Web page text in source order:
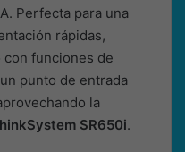
Perfecta para una
rápidas,
con funciones de
punto de entrada
la
SR650i.